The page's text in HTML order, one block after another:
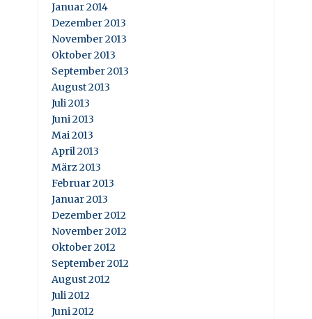
Januar 2014
Dezember 2013
November 2013
Oktober 2013
September 2013
August 2013
Juli 2013
Juni 2013
Mai 2013
April 2013
März 2013
Februar 2013
Januar 2013
Dezember 2012
November 2012
Oktober 2012
September 2012
August 2012
Juli 2012
Juni 2012